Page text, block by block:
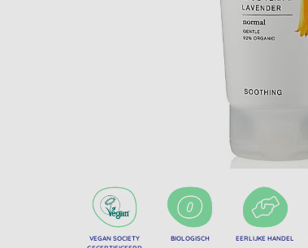
VEGAN SOCIETY
BIOLOGISCH EERLIJKE HANDEL